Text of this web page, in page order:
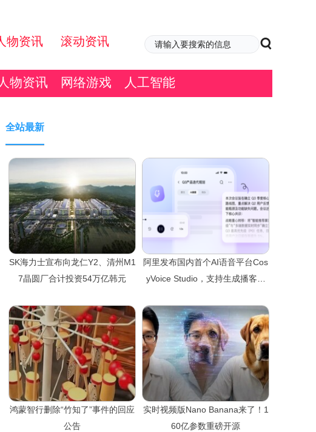
物资讯 滚动资讯
人物资讯 网络游戏 人工智能
全站最新
SK海力士宣布向龙仁Y2、清州M1
7晶圆厂合计投资54万亿韩元
阿里发布国内首个AI语音平台Cos
yVoice Studio，支持生成播客、
鸿蒙智行删除“竹知了”事件的回应
公告
实时视频版Nano Banana来了！1
60亿参数重磅开源